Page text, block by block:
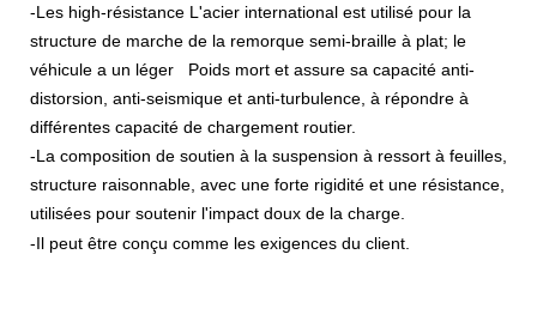
-Les high-résistance L'acier international est utilisé pour la
structure de marche de la remorque semi-braille à plat; le
véhicule a un léger Poids mort et assure sa capacité anti-
distorsion, anti-seismique et anti-turbulence, à répondre à
différentes capacité de chargement routier.
-La composition de soutien à la suspension à ressort à feuilles,
structure raisonnable, avec une forte rigidité et une résistance,
utilisées pour soutenir l'impact doux de la charge.
-Il peut être conçu comme les exigences du client.